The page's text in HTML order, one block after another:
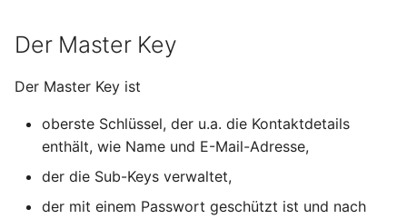
Der Master Key
Der Master Key ist
oberste Schlüssel, der u.a. die Kontaktdetails
enthält, wie Name und E-Mail-Adresse,
der die Sub-Keys verwaltet,
der mit einem Passwort geschützt ist und nach